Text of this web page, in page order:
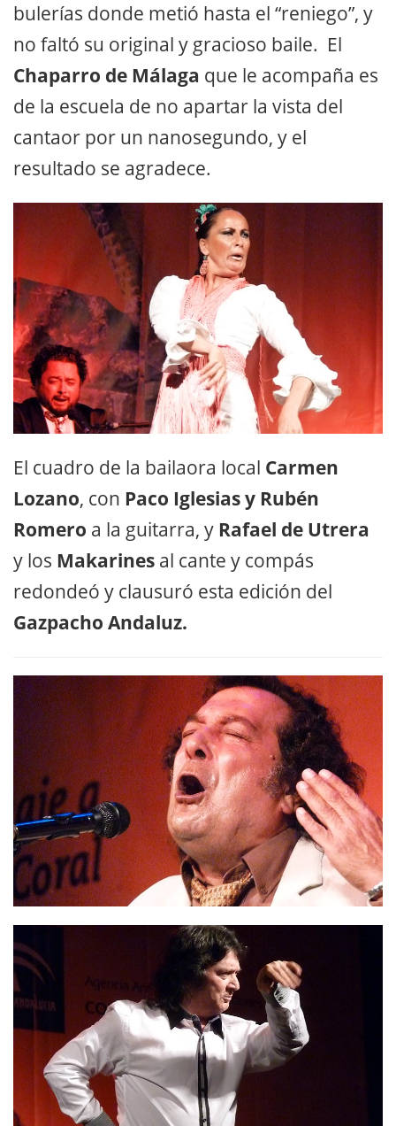
bulerías donde metió hasta el “reniego”, y
no faltó su original y gracioso baile. El
Chaparro de Málaga que le acompaña es
de la escuela de no apartar la vista del
cantaor por un nanosegundo, y el
resultado se agradece.
El cuadro de la bailaora local Carmen
Lozano, con Paco Iglesias y Rubén
Romero a la guitarra, y Rafael de Utrera
y los Makarines al cante y compás
redondeó y clausuró esta edición del
Gazpacho Andaluz.